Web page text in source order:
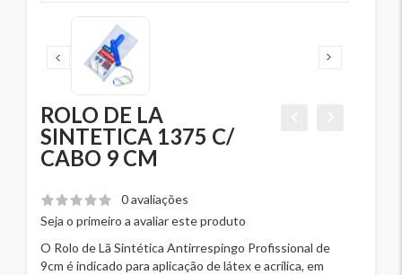
ROLO DE LA
SINTETICA 1375 C/
CABO 9 CM
0 avaliações
Seja o primeiro a avaliar este produto
O Rolo de Lã Sintética Antirrespingo Profissional de
9cm é indicado para aplicação de látex e acrílica, em